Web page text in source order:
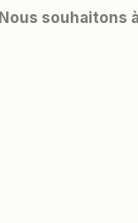
Nous souhaitons